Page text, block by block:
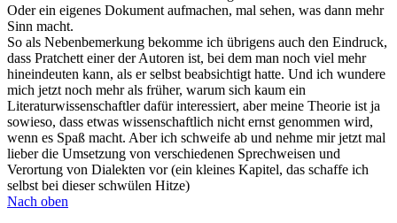
Oder ein eigenes Dokument aufmachen, mal sehen, was dann mehr
Sinn macht.
So als Nebenbemerkung bekomme ich übrigens auch den Eindruck,
dass Pratchett einer der Autoren ist, bei dem man noch viel mehr
hineindeuten kann, als er selbst beabsichtigt hatte. Und ich wundere
mich jetzt noch mehr als früher, warum sich kaum ein
Literaturwissenschaftler dafür interessiert, aber meine Theorie ist ja
sowieso, dass etwas wissenschaftlich nicht ernst genommen wird,
wenn es Spaß macht. Aber ich schweife ab und nehme mir jetzt mal
lieber die Umsetzung von verschiedenen Sprechweisen und
Verortung von Dialekten vor (ein kleines Kapitel, das schaffe ich
selbst bei dieser schwülen Hitze)
Nach oben